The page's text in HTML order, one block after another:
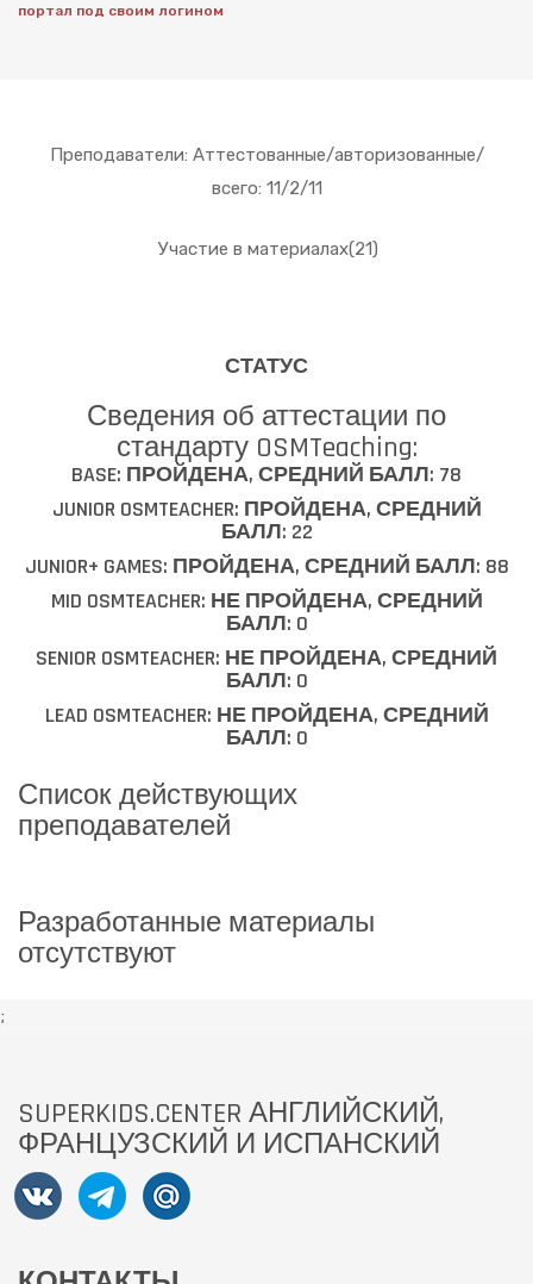
портал под своим логином
Преподаватели: Аттестованные/авторизованные/
всего: 11/2/11
Участие в материалах(21)
СТАТУС
Сведения об аттестации по
стандарту OSMTeaching:
BASE: ПРОЙДЕНА, СРЕДНИЙ БАЛЛ: 78
JUNIOR OSMTEACHER: ПРОЙДЕНА, СРЕДНИЙ
БАЛЛ: 22
JUNIOR+ GAMES: ПРОЙДЕНА, СРЕДНИЙ БАЛЛ: 88
MID OSMTEACHER: НЕ ПРОЙДЕНА, СРЕДНИЙ
БАЛЛ: 0
SENIOR OSMTEACHER: НЕ ПРОЙДЕНА, СРЕДНИЙ
БАЛЛ: 0
LEAD OSMTEACHER: НЕ ПРОЙДЕНА, СРЕДНИЙ
БАЛЛ: 0
Список действующих
преподавателей
Разработанные материалы
отсутствуют
;
SUPERKIDS.CENTER АНГЛИЙСКИЙ,
ФРАНЦУЗСКИЙ И ИСПАНСКИЙ